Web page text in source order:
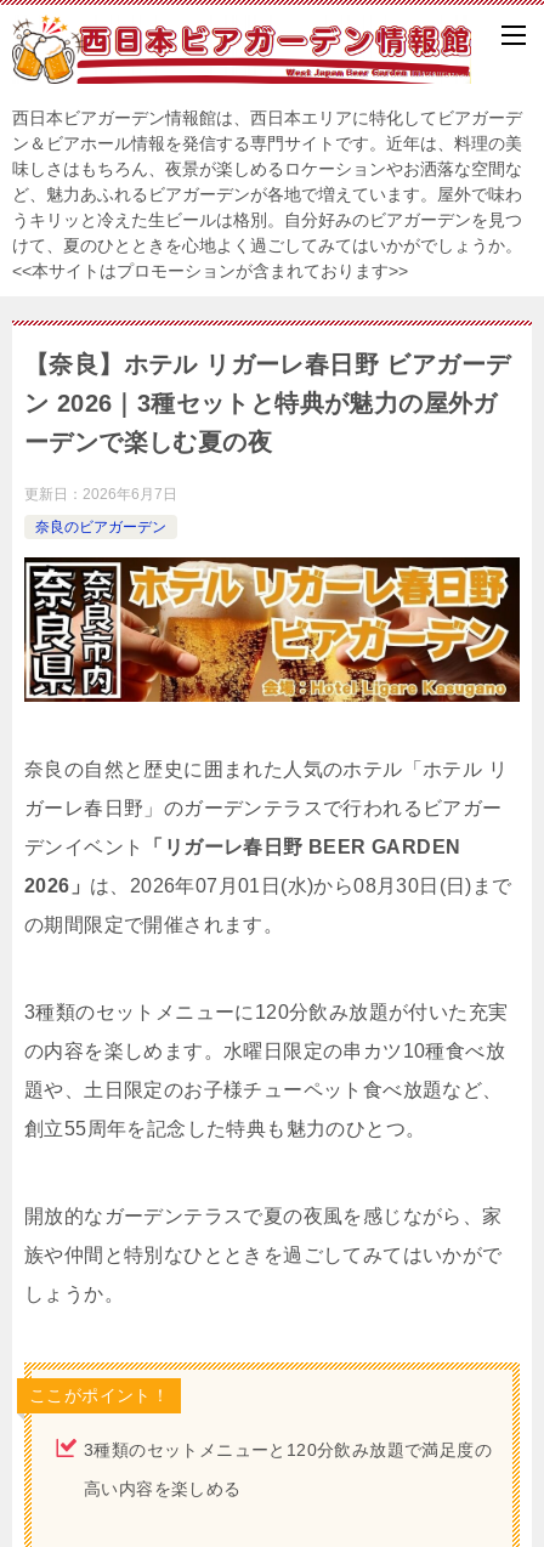
西日本ビアガーデン情報館は、西日本エリアに特化してビアガーデ
ン＆ビアホール情報を発信する専門サイトです。近年は、料理の美
味しさはもちろん、夜景が楽しめるロケーションやお洒落な空間な
ど、魅力あふれるビアガーデンが各地で増えています。屋外で味わ
うキリッと冷えた生ビールは格別。自分好みのビアガーデンを見つ
けて、夏のひとときを心地よく過ごしてみてはいかがでしょうか。
<<本サイトはプロモーションが含まれております>>
【奈良】ホテル リガーレ春日野 ビアガーデ
ン 2026｜3種セットと特典が魅力の屋外ガ
ーデンで楽しむ夏の夜
更新日： 2026年6月7日
奈良のビアガーデン
奈良の自然と歴史に囲まれた人気のホテル「ホテル リ
ガーレ春日野」のガーデンテラスで行われるビアガー
デンイベント
「リガーレ春日野 BEER GARDEN
2026」 は、2026年07月01日(水)から08月30日(日)まで
の期間限定で開催されます。
3種類のセットメニューに120分飲み放題が付いた充実
の内容を楽しめます。水曜日限定の串カツ10種食べ放
題や、土日限定のお子様チューペット食べ放題など、
創立55周年を記念した特典も魅力のひとつ。
開放的なガーデンテラスで夏の夜風を感じながら、家
族や仲間と特別なひとときを過ごしてみてはいかがで
しょうか。
ここがポイント！
3種類のセットメニューと120分飲み放題で満足度の
高い内容を楽しめる